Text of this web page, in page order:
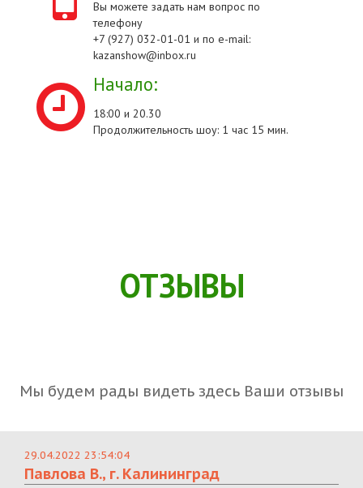
Вы можете задать нам вопрос по
телефону
+7 (927) 032-01-01 и по e-mail:
kazanshow@inbox.ru
Начало:
18:00 и 20.30
Продолжительность шоу: 1 час 15 мин.
ОТЗЫВЫ
Мы будем рады видеть здесь Ваши отзывы
29.04.2022 23:54:04
Павлова В., г. Калининград